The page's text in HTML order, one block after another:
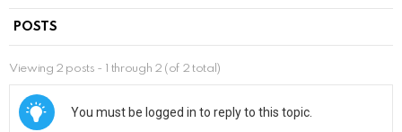
POSTS
Viewing 2 posts - 1 through 2 (of 2 total)
You must be logged in to reply to this topic.